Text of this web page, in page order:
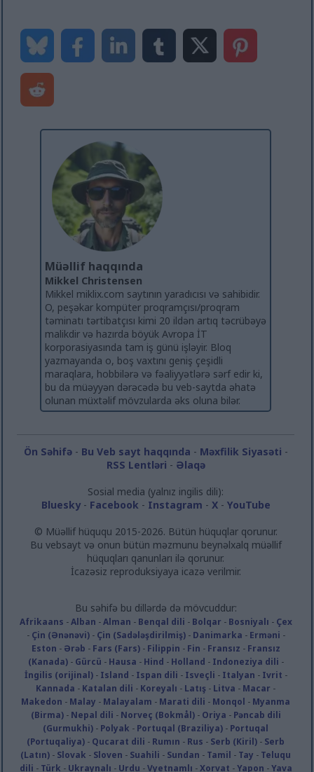
Müəllif haqqında
Mikkel Christensen
Mikkel miklix.com saytının yaradıcısı və sahibidir.
O, peşəkar kompüter proqramçısı/proqram
təminatı tərtibatçısı kimi 20 ildən artıq təcrübəyə
malikdir və hazırda böyük Avropa İT
korporasiyasında tam iş günü işləyir. Bloq
yazmayanda o, boş vaxtını geniş çeşidli
maraqlara, hobbilərə və fəaliyyətlərə sərf edir ki,
bu da müəyyən dərəcədə bu veb-saytda əhatə
olunan müxtəlif mövzularda əks oluna bilər.
Ön Səhifə- Bu Veb sayt haqqında - Məxfilik Siyasəti -
RSS Lentləri - Əlaqə
Sosial media (yalnız ingilis dili):
Bluesky- Facebook - Instagram - X- YouTube
© Müəllif hüququ 2015-2026. Bütün hüquqlar qorunur.
Bu vebsayt və onun bütün məzmunu beynəlxalq müəllif
hüquqları qanunları ilə qorunur.
İcazəsiz reproduksiyaya icazə verilmir.
Bu səhifə bu dillərdə də mövcuddur:
Afrikaans -Alban -Alman - Benqal dili - Bolqar - Bosniyalı - Çex
- Çin (Ənənəvi)- Çin (Sadələşdirilmiş)- Danimarka - Erməni -
Eston - Ərəb - Fars (Fars)- Filippin - Fin - Fransız - Fransız
(Kanada)- Gürcü - Hausa - Hind - Holland - Indoneziya dili -
İngilis (orijinal)- Island - Ispan dili - Isveçli - Italyan - Ivrit -
Kannada - Katalan dili - Koreyalı - Latış - Litva - Macar -
Makedon - Malay - Malayalam - Marati dili - Monqol - Myanma
(Birma)- Nepal dili - Norveç (Bokmål)- Oriya - Pəncab dili
(Gurmukhi) - Polyak - Portuqal (Braziliya) - Portuqal
(Portuqaliya) - Qucarat dili - Rumın - Rus - Serb (Kiril) - Serb
(Latın) - Slovak - Sloven - Suahili - Sundan - Tamil - Tay - Teluqu
dili - Türk - Ukraynalı - Urdu -Vyetnamlı -Xorvat -Yapon -Yava